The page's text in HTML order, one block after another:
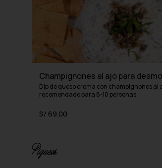
Champignones al ajo para
Dip de queso crema con champignones al
recomendado para 8-10 personas
S/ 69.00
Piqueos